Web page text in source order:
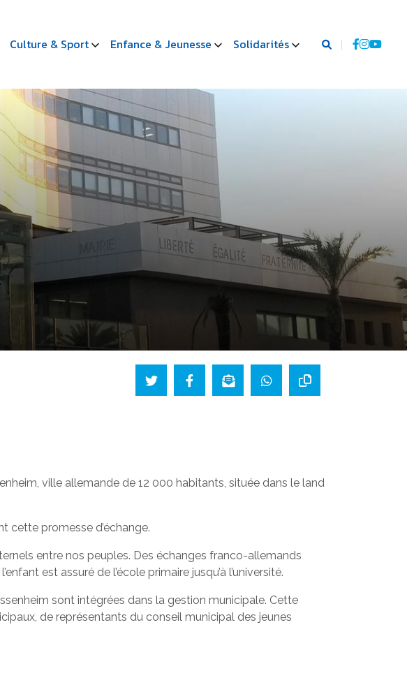
Culture & Sport Enfance & Jeunesse Solidarités
ville allemande de 12 000 habitants, située dans le land
cette promesse d’échange.
entre nos peuples. Des échanges franco-allemands
est assuré de l’école primaire jusqu’à l’université.
sont intégrées dans la gestion municipale. Cette
de représentants du conseil municipal des jeunes